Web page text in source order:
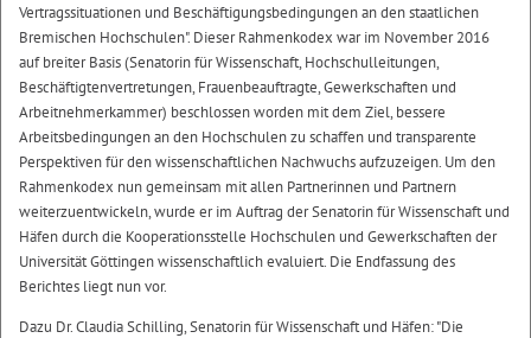
Vertragssituationen und Beschäftigungsbedingungen an den staatlichen
Bremischen Hochschulen". Dieser Rahmenkodex war im November 2016
auf breiter Basis (Senatorin für Wissenschaft, Hochschulleitungen,
Beschäftigtenvertretungen, Frauenbeauftragte, Gewerkschaften und
Arbeitnehmerkammer) beschlossen worden mit dem Ziel, bessere
Arbeitsbedingungen an den Hochschulen zu schaffen und transparente
Perspektiven für den wissenschaftlichen Nachwuchs aufzuzeigen. Um den
Rahmenkodex nun gemeinsam mit allen Partnerinnen und Partnern
weiterzuentwickeln, wurde er im Auftrag der Senatorin für Wissenschaft und
Häfen durch die Kooperationsstelle Hochschulen und Gewerkschaften der
Universität Göttingen wissenschaftlich evaluiert. Die Endfassung des
Berichtes liegt nun vor.
Dazu Dr. Claudia Schilling, Senatorin für Wissenschaft und Häfen: "Die